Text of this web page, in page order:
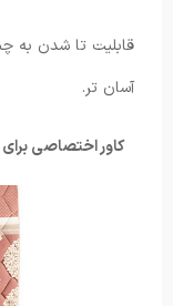
قابلیت تا شدن به
آسان تر.
کاور اختصاصی